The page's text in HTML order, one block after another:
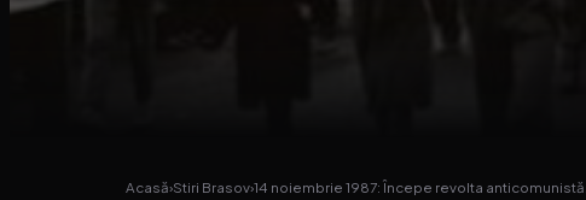
Acasă›Stiri Brasov›14 noiembrie 1987: Începe revolta anticomunistă…